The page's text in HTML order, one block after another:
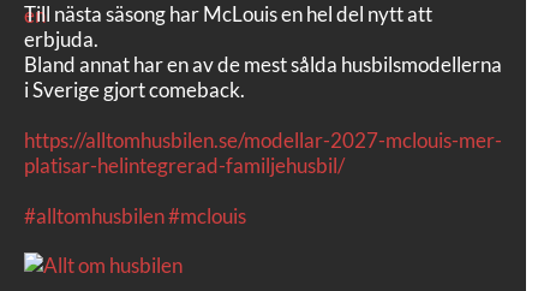
Till nästa säsong har McLouis en hel del nytt att
erbjuda.
Bland annat har en av de mest sålda husbilsmodellerna
i Sverige gjort comeback.
https://alltomhusbilen.se/modellar-2027-mclouis-mer-
platisar-helintegrerad-familjehusbil/
#alltomhusbilen#mclouis